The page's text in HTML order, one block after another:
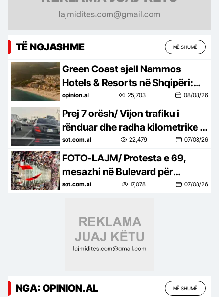
TË NGJASHME MË SHUMË
Green Coast sjell Nammos
Hotels & Resorts në Shqipëri:
Destinacion i ri lifestyle
opinion.al 25,703 08/08/26
Prej 7 orësh/ Vijon trafiku i
rënduar dhe radha kilometrike e
automjeteve në aksin Tiranë-
Elbasan
sot.com.al 22,479 07/08/26
FOTO-LAJM/ Protesta e 69,
mesazhi në Bulevard për
Prokurorinë e Posaçme: SPAK,
sot.com.al 17,078 07/08/26
NGA: OPINION.AL MË SHUMË